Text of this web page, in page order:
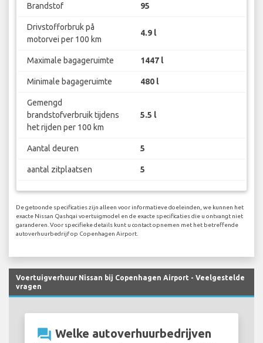
Brandstof 95
Drivstofforbruk på
motorvei per 100 km
4.9 l
Maximale bagageruimte 1447 l
Minimale bagageruimte 480 l
Gemengd
brandstofverbruik tijdens
het rijden per 100 km
5.5 l
Aantal deuren 5
aantal zitplaatsen 5
De getoonde specificaties zijn alleen voor informatieve doeleinden, we kunnen het
exacte Nissan Qashqai voertuigmodel en de exacte specificaties die u ontvangt niet
garanderen. Voor specifieke details kunt u contact opnemen met het betreffende
autoverhuurbedrijf op Copenhagen Airport.
Voertuigverhuur Nissan bij Copenhagen Airport - Veelgestelde
vragen
question_answer Welke autoverhuurbedrijven